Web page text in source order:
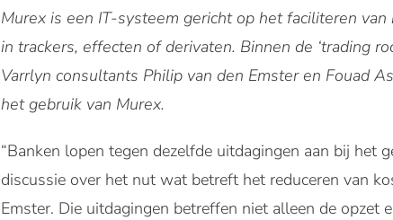
Murex is een IT-systeem gericht op het faciliteren
in trackers, effecten of derivaten. Binnen de ‘trading
Varrlyn consultants Philip van den Emster en Fouad
het gebruik van Murex.
“Banken lopen tegen dezelfde uitdagingen aan bij het
discussie over het nut wat betreft het reduceren van
Emster. Die uitdagingen betreffen niet alleen de opzet